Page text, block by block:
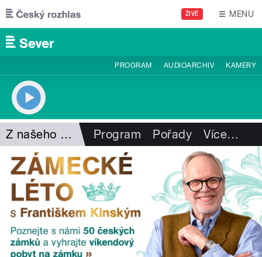
Přejít k hlavnímu obsahu
ŽIVĚ MENU
PROGRAM AUDIOARCHIV KAMERY
Z našeho vysílání Program Pořady Více…